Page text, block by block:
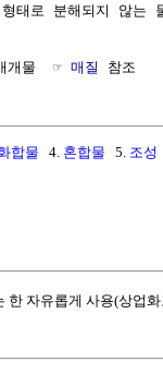
형태로 분해되지 않
개물  ☞ 매질
합물 4. 혼합물 5. 조성
한 자유롭게 사용(상업